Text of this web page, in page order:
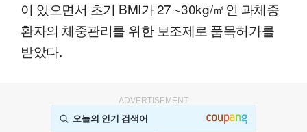
이 있으면서 초기 BMI가 27∼30kg/㎡인 과체중
환자의 체중관리를 위한 보조제로 품목허가를
받았다.
ADVERTISEMENT